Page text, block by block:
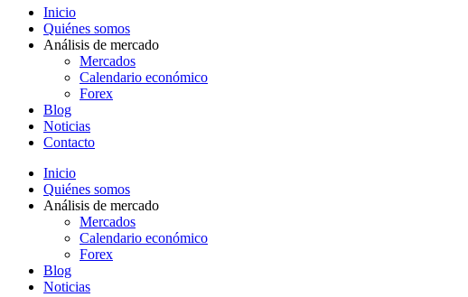
Inicio
Quiénes somos
Análisis de mercado
Mercados
Calendario económico
Forex
Blog
Noticias
Contacto
Inicio
Quiénes somos
Análisis de mercado
Mercados
Calendario económico
Forex
Blog
Noticias